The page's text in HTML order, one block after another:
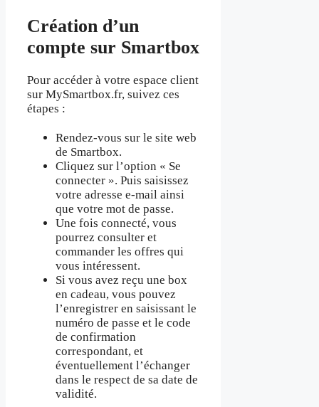
Création d’un
compte sur Smartbox
Pour accéder à votre espace client
sur MySmartbox.fr, suivez ces
étapes :
Rendez-vous sur le site web
de Smartbox.
Cliquez sur l’option « Se
connecter ». Puis saisissez
votre adresse e-mail ainsi
que votre mot de passe.
Une fois connecté, vous
pourrez consulter et
commander les offres qui
vous intéressent.
Si vous avez reçu une box
en cadeau, vous pouvez
l’enregistrer en saisissant le
numéro de passe et le code
de confirmation
correspondant, et
éventuellement l’échanger
dans le respect de sa date de
validité.